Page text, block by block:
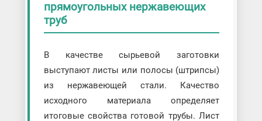
прямоугольных нержавеющих
труб
В качестве сырьевой заготовки
выступают листы или полосы (штрипсы)
из нержавеющей стали. Качество
исходного материала определяет
итоговые свойства готовой трубы. Лист